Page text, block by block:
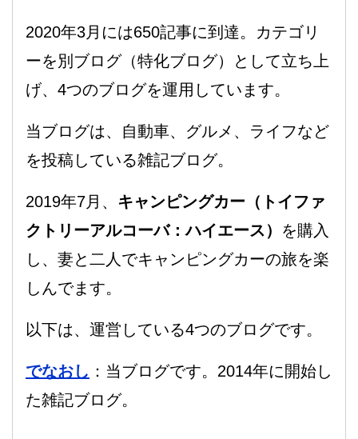
2020年3月には650記事に到達。カテゴリ
ーを別ブログ（特化ブログ）として立ち上
げ、4つのブログを運用しています。
当ブログは、自動車、グルメ、ライフなど
を投稿している雑記ブログ。
2019年7月、 キャンピングカー（トイファ
クトリーアルコーバ：ハイエース） を購入
し、妻と二人でキャンピングカーの旅を楽
しんでます。
以下は、運営している4つのブログです。
でなおし ：当ブログです。2014年に開始し
た雑記ブログ。